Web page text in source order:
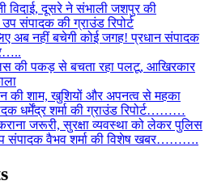
विदाई, दूसरे ने संभाली जशपुर की
संपादक की ग्राउंड रिपोर्ट
अब नहीं बचेगी कोई जगह! प्रधान संपादक
की पकड़ से बचता रहा पलटू, आखिरकार
की शाम, खुशियों और अपनत्व से महका
धर्मेंद्र शर्मा की ग्राउंड रिपोर्ट………
जरूरी, सुरक्षा व्यवस्था को लेकर पुलिस
संपादक वैभव शर्मा की विशेष खबर……….